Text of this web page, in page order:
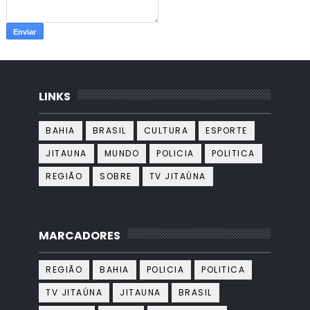
LINKS
BAHIA BRASIL CULTURA
ESPORTE
JITAUNA
MUNDO POLICIA
POLITICA
REGIÃO
SOBRE TV JITAÚNA
MARCADORES
REGIÃO BAHIA POLICIA
POLITICA
TV JITAÚNA
JITAUNA
BRASIL